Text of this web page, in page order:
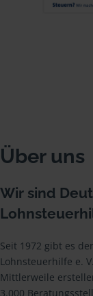
Über uns
Wir sind
Seit 1972 gibt es
Lohnsteuerhilfe e.
Mittlerweile
3.000